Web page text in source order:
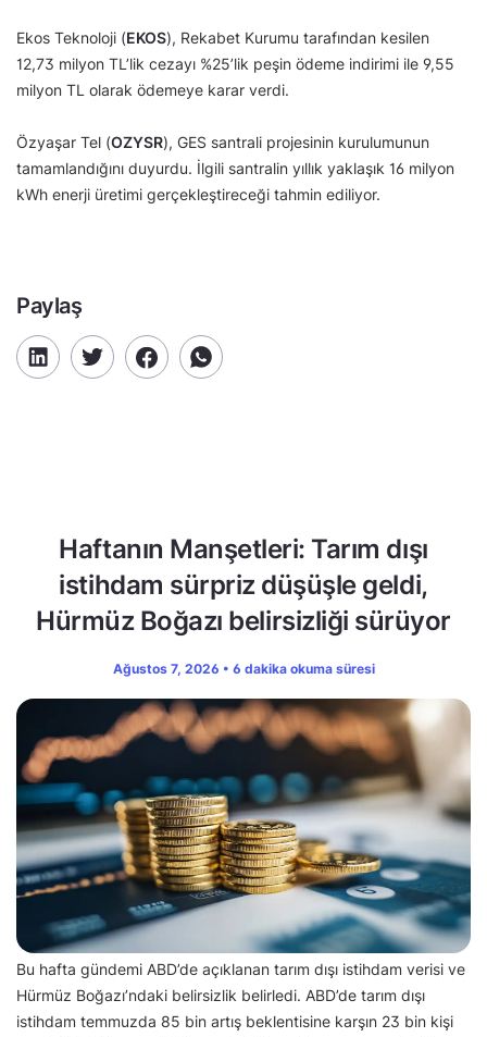
Ekos Teknoloji (EKOS), Rekabet Kurumu tarafından kesilen
12,73 milyon TL’lik cezayı %25’lik peşin ödeme indirimi ile 9,55
milyon TL olarak ödemeye karar verdi.
Özyaşar Tel (OZYSR), GES santrali projesinin kurulumunun
tamamlandığını duyurdu. İlgili santralin yıllık yaklaşık 16 milyon
kWh enerji üretimi gerçekleştireceği tahmin ediliyor.
Paylaş
Haftanın Manşetleri: Tarım dışı
istihdam sürpriz düşüşle geldi,
Hürmüz Boğazı belirsizliği sürüyor
Ağustos 7, 2026 • 6 dakika okuma süresi
Bu hafta gündemi ABD’de açıklanan tarım dışı istihdam verisi ve
Hürmüz Boğazı’ndaki belirsizlik belirledi. ABD’de tarım dışı
istihdam temmuzda 85 bin artış beklentisine karşın 23 bin kişi